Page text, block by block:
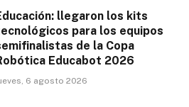
llegaron los kits
para los equipos
de la Copa
Educabot 2026
6 agosto 2026